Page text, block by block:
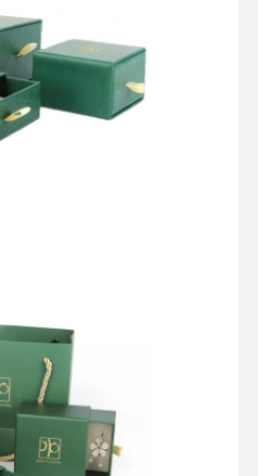
Tüm Servis
Talepleri